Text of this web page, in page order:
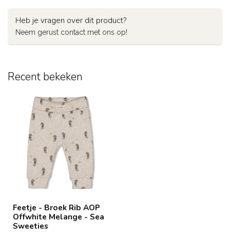
Heb je vragen over dit product?
Neem gerust contact met ons op!
Recent bekeken
Feetje - Broek Rib AOP
Offwhite Melange - Sea
Sweeties